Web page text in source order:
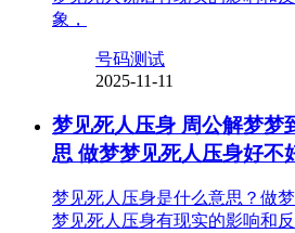
象，
号码测试
2025-11-11
梦见死人压身 周公解梦梦
思 做梦梦见死人压身好不
梦见死人压身是什么意思？做
梦见死人压身有现实的影响和